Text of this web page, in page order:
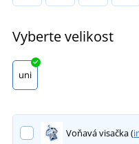
Vyberte velikost
uni
Voňavá visačka (